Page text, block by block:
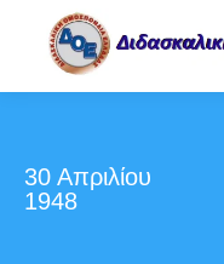
30 Απριλίου
1948